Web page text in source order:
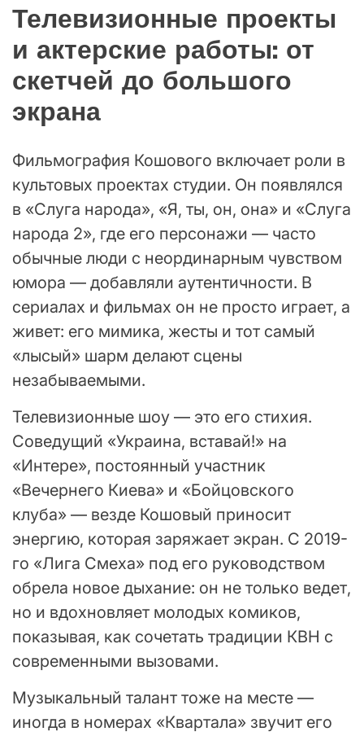
Телевизионные проекты
и актерские работы: от
скетчей до большого
экрана
Фильмография Кошового включает роли в
культовых проектах студии. Он появлялся
в «Слуга народа», «Я, ты, он, она» и «Слуга
народа 2», где его персонажи — часто
обычные люди с неординарным чувством
юмора — добавляли аутентичности. В
сериалах и фильмах он не просто играет, а
живет: его мимика, жесты и тот самый
«лысый» шарм делают сцены
незабываемыми.
Телевизионные шоу — это его стихия.
Соведущий «Украина, вставай!» на
«Интере», постоянный участник
«Вечернего Киева» и «Бойцовского
клуба» — везде Кошовый приносит
энергию, которая заряжает экран. С 2019-
го «Лига Смеха» под его руководством
обрела новое дыхание: он не только ведет,
но и вдохновляет молодых комиков,
показывая, как сочетать традиции КВН с
современными вызовами.
Музыкальный талант тоже на месте —
иногда в номерах «Квартала» звучит его